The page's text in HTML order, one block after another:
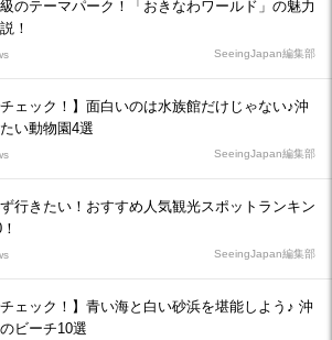
のテーマパーク！「おきなわワールド」の魅力
！
SeeingJapan編集部
チェック！】面白いのは水族館だけじゃない♪沖
い動物園4選
SeeingJapan編集部
行きたい！おすすめ人気観光スポットランキン
SeeingJapan編集部
チェック！】青い海と白い砂浜を堪能しよう♪ 沖
ビーチ10選